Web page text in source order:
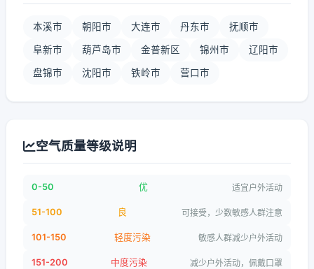
本溪市 朝阳市 大连市 丹东市 抚顺市
阜新市 葫芦岛市 金普新区 锦州市 辽阳市
盘锦市 沈阳市 铁岭市 营口市
空气质量等级说明
0-50 优 适宜户外活动
51-100 良 可接受，少数敏感人群注意
101-150 轻度污染 敏感人群减少户外活动
151-200 中度污染 减少户外活动，佩戴口罩